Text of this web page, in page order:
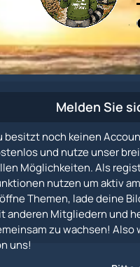
Melden Sie
besitzt noch keinen
und nutze unser
Möglichkeiten. Als
nutzen um aktiv
Themen, lade deine
anderen Mitgliedern und
zu wachsen! Also
uns!